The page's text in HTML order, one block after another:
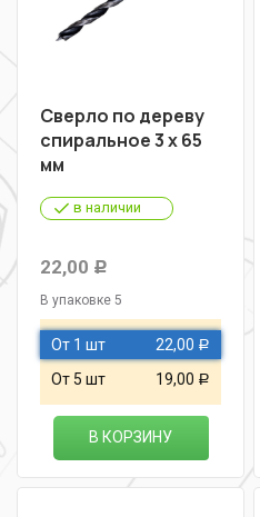
Сверло по дереву
спиральное 3 х 65
мм
в наличии
22,00 Р
В упаковке 5
От 1 шт 22,00 Р
От 5 шт 19,00 Р
В КОРЗИНУ